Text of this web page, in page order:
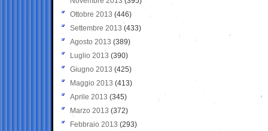
Ottobre 2013 (446)
Settembre 2013 (433)
Agosto 2013 (389)
Luglio 2013 (390)
Giugno 2013 (425)
Maggio 2013 (413)
Aprile 2013 (345)
Marzo 2013 (372)
Febbraio 2013 (293)